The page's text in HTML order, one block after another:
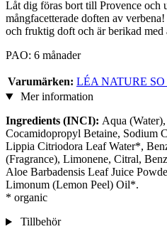
Låt dig föras bort till Provence och
mångfacetterade doften av
och fruktig doft och är berikad med
PAO: 6 månader
Varumärken: LÉA NATURE SO
Mer information
Ingredients (INCI): Aqua
Cocamidopropyl Betaine, Sodium
Lippia Citriodora Leaf Water*,
(Fragrance), Limonene, Citral,
Aloe Barbadensis Leaf Juice
Limonum (Lemon Peel) Oil*.
* organic
Tillbehör